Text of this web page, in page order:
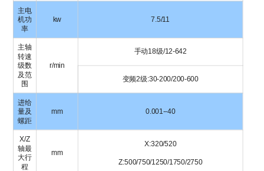
主电
机功
率
kw 7.5/11
主轴
转速
级数
及范
围
r/min
手动18级/12-642
变频2级:30-200/200-600
进给
量及
螺距
mm 0.001--40
X/Z
轴最
大行
程
mm
X:320/520
Z:500/750/1250/1750/2750